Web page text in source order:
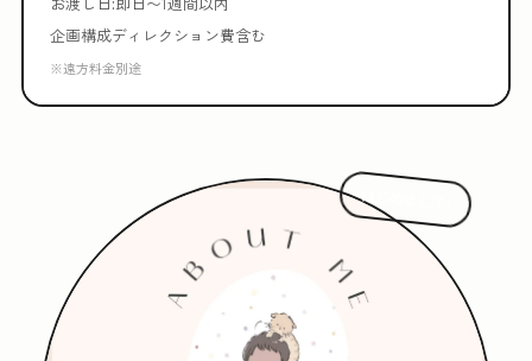
企画構成ディレクション費含む
※遠方料金別途
はじめまして!